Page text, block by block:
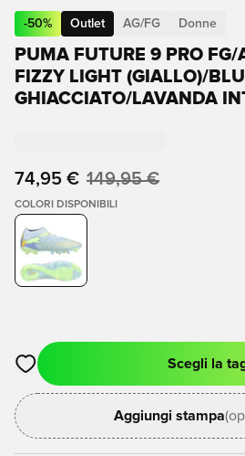
-50% Outlet AG/FG Donne
PUMA FUTURE 9 PRO FG/
FIZZY LIGHT (GIALLO)/BLU
GHIACCIATO/LAVANDA
74,95 € 149,95 €
COLORI DISPONIBILI
Apre una finestra modale per
Scegli la
Aggiungi stampa